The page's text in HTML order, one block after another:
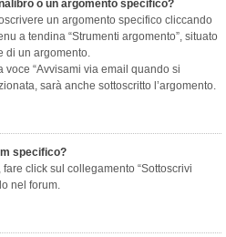
o un argomento specifico?
un argomento specifico cliccando
a tendina “Strumenti argomento”, situato
di un argomento.
“Avvisami via email quando si
sarà anche sottoscritto l’argomento.
specifico?
click sul collegamento “Sottoscrivi
nel forum.